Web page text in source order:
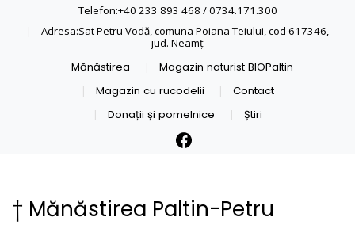
Telefon:+40 233 893 468 / 0734.171.300
Adresa:Sat Petru Vodă, comuna Poiana Teiului, cod 617346,
jud. Neamţ
Mănăstirea
Magazin naturist BIOPaltin
Magazin cu rucodelii
Contact
Donații și pomelnice
Știri
† Mănăstirea Paltin-Petru